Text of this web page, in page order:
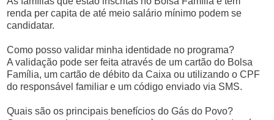
renda per capita de até meio salário mínimo podem se
candidatar.
Como posso validar minha identidade no programa?
A validação pode ser feita através de um cartão do Bolsa
Família, um cartão de débito da Caixa ou utilizando o CPF
do responsável familiar e um código enviado via SMS.
Quais são os principais benefícios do Gás do Povo?